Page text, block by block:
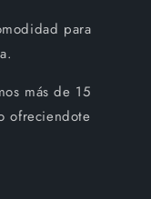
para
más de 15
ofreciendote